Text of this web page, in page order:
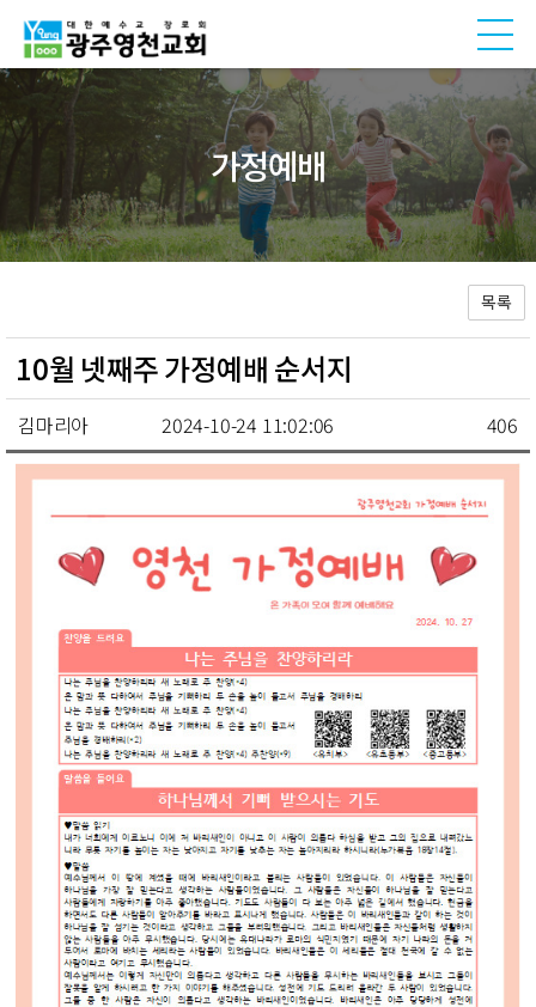
가정예배
목록
10월 넷째주 가정예배 순서지
김마리아 2024-10-24 11:02:06 406